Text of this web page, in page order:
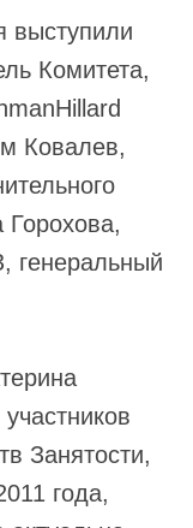
выступили
Комитета,
Ковалев,
генеральный
Занятости,
года,